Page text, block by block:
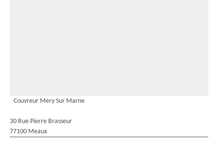
Couvreur Mery Sur Marne
30 Rue Pierre Brasseur
77100 Meaux